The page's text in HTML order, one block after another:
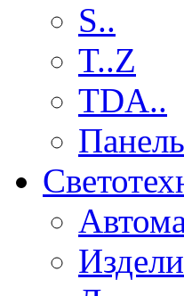
S..
T..Z
TDA..